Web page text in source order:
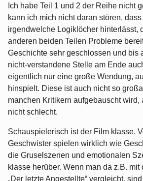
Ich habe Teil 1 und 2 der Reihe nicht
kann ich mich nicht daran stören, dass
irgendwelche Logiklöcher hinterlässt,
anderen beiden Teilen Probleme
Geschichte sehr geschlossen und bis
nicht-verstandene Stelle am Ende
eigentlich nur eine große Wendung,
hinspielt. Diese ist auch nicht so
manchen Kritikern aufgebauscht wird,
nicht schlecht.
Schauspielerisch ist der Film klasse.
Geschwister spielen wirklich wie
die Gruselszenen und emotionalen
klasse herüber. Wenn man da z.B. mit
„Der letzte Angestellte“ vergleicht,